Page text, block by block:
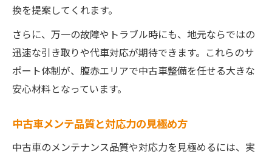
換を提案してくれます。
さらに、万一の故障やトラブル時にも、地元ならではの
迅速な引き取りや代車対応が期待できます。これらのサ
ポート体制が、腹赤エリアで中古車整備を任せる大きな
安心材料となっています。
中古車メンテ品質と対応力の見極め方
中古車のメンテナンス品質や対応力を見極めるには、実